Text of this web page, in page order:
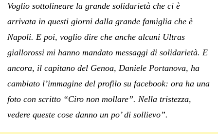
Voglio sottolineare la grande solidarietà che ci è
arrivata in questi giorni dalla grande famiglia che è
Napoli. E poi, voglio dire che anche alcuni Ultras
giallorossi mi hanno mandato messaggi di solidarietà. E
ancora, il capitano del Genoa, Daniele Portanova, ha
cambiato l’immagine del profilo su facebook: ora ha una
foto con scritto “Ciro non mollare”. Nella tristezza,
vedere queste cose danno un po’ di sollievo”.